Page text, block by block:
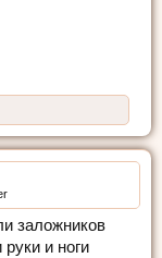
заложников
и ноги